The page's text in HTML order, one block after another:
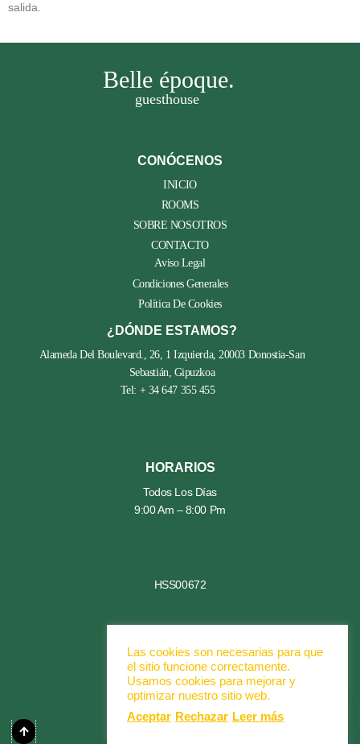
salida.
Belle époque.
guesthouse
CONÓCENOS
INICIO
ROOMS
SOBRE NOSOTROS
CONTACTO
Aviso Legal
Condiciones Generales
Política De Cookies
¿DÓNDE ESTAMOS?
Alameda Del Boulevard., 26, 1 Izquierda, 20003 Donostia-San
Sebastián, Gipuzkoa
Tel: + 34 647 355 455
HORARIOS
Todos Los Días
9:00 Am – 8:00 Pm
HSS00672
INSTAGRAM
Las cookies son necesarias para que
el sitio funcione correctamente.
Usamos cookies para mejorar y
optimizar nuestro sitio web.
Aceptar Rechazar Leer más